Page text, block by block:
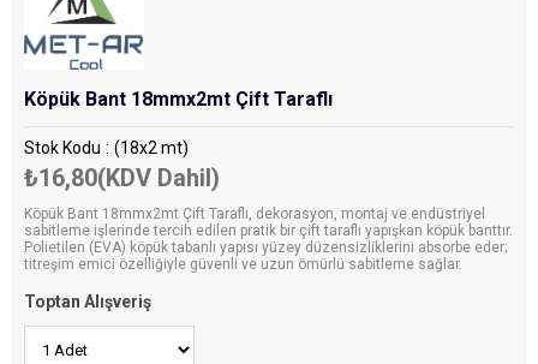
Köpük Bant 18mmx2mt Çift Taraflı
Stok Kodu (18x2 mt)
₺16,80(KDV Dahil)
Köpük Bant 18mmx2mt Çift Taraflı, dekorasyon, montaj ve endüstriyel
sabitleme işlerinde tercih edilen pratik bir çift taraflı yapışkan köpük banttır.
Polietilen (EVA) köpük tabanlı yapısı yüzey düzensizliklerini absorbe eder;
titreşim emici özelliğiyle güvenli ve uzun ömürlü sabitleme sağlar.
Toptan Alışveriş